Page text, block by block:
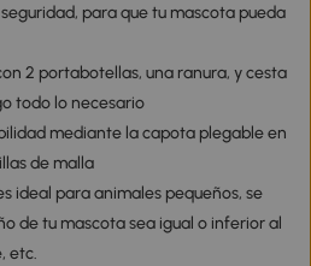
para que tu mascota pueda
2 portabotellas, una ranura, y cesta
todo lo necesario
mediante la capota plegable en
de malla
ideal para animales pequeños, se
de tu mascota sea igual o inferior al
etc.